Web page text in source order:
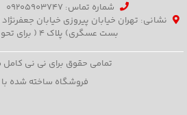
شماره تماس‌: 09205903747
نشانی: تهران خیابان پیروزی خیابان
بست عسگری) پلاک 4 ( برای تحویل حضوری )
تمامی حقوق برای نی نی
فروشگاه ساخته شده با